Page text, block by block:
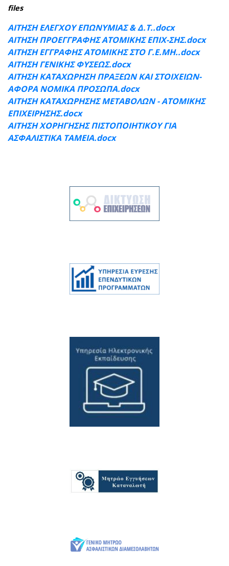
files
ΑΙΤΗΣΗ ΕΛΕΓΧΟΥ ΕΠΩΝΥΜΙΑΣ & Δ.Τ..docx
ΑΙΤΗΣΗ ΠΡΟΕΓΓΡΑΦΗΣ ΑΤΟΜΙΚΗΣ ΕΠΙΧ-ΣΗΣ.docx
ΑΙΤΗΣΗ ΕΓΓΡΑΦΗΣ ΑΤΟΜΙΚΗΣ ΣΤΟ Γ.Ε.ΜΗ..docx
ΑΙΤΗΣΗ ΓΕΝΙΚΗΣ ΦΥΣΕΩΣ.docx
ΑΙΤΗΣΗ ΚΑΤΑΧΩΡΗΣΗ ΠΡΑΞΕΩΝ ΚΑΙ ΣΤΟΙΧΕΙΩΝ-
ΑΦΟΡΑ ΝΟΜΙΚΑ ΠΡΟΣΩΠΑ.docx
ΑΙΤΗΣΗ ΚΑΤΑΧΩΡΗΣΗΣ ΜΕΤΑΒΟΛΩΝ - ΑΤΟΜΙΚΗΣ
ΕΠΙΧΕΙΡΗΣΗΣ.docx
ΑΙΤΗΣΗ ΧΟΡΗΓΗΣΗΣ ΠΙΣΤΟΠΟΙΗΤΙΚΟΥ ΓΙΑ
ΑΣΦΑΛΙΣΤΙΚΑ ΤΑΜΕΙΑ.docx